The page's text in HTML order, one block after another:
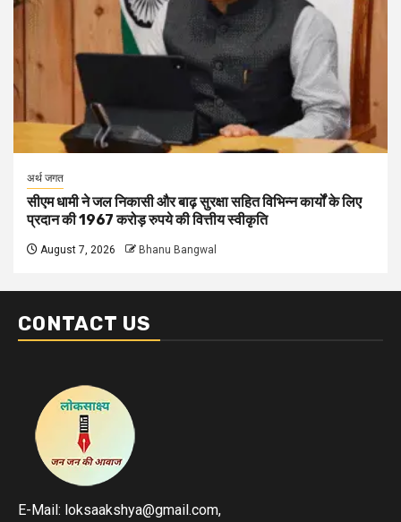
अर्थ जगत
सीएम धामी ने जल निकासी और बाढ़ सुरक्षा सहित विभिन्न कार्यों के लिए
प्रदान की 1967 करोड़ रुपये की वित्तीय स्वीकृति
August 7, 2026 Bhanu Bangwal
CONTACT US
E-Mail: loksaakshya@gmail.com,